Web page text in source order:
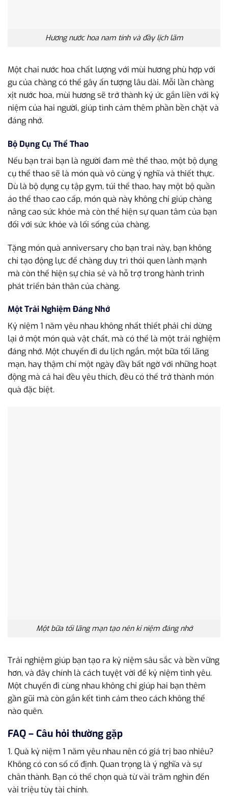
Hương nước hoa nam tính và đầy lịch lãm
Một chai nước hoa chất lượng với mùi hương phù hợp với
gu của chàng có thể gây ấn tượng lâu dài. Mỗi lần chàng
xịt nước hoa, mùi hương sẽ trở thành ký ức gắn liền với kỷ
niệm của hai người, giúp tình cảm thêm phần bền chặt và
đáng nhớ.
Bộ Dụng Cụ Thể Thao
Nếu bạn trai bạn là người đam mê thể thao, một bộ dụng
cụ thể thao sẽ là món quà vô cùng ý nghĩa và thiết thực.
Dù là bộ dụng cụ tập gym, túi thể thao, hay một bộ quần
áo thể thao cao cấp, món quà này không chỉ giúp chàng
nâng cao sức khỏe mà còn thể hiện sự quan tâm của bạn
đối với sức khỏe và lối sống của chàng.
Tặng món quà anniversary cho bạn trai này, bạn không
chỉ tạo động lực để chàng duy trì thói quen lành mạnh
mà còn thể hiện sự chia sẻ và hỗ trợ trong hành trình
phát triển bản thân của chàng.
Một Trải Nghiệm Đáng Nhớ
Kỷ niệm 1 năm yêu nhau không nhất thiết phải chỉ dừng
lại ở một món quà vật chất, mà có thể là một trải nghiệm
đáng nhớ. Một chuyến đi du lịch ngắn, một bữa tối lãng
mạn, hay thậm chí một ngày đầy bất ngờ với những hoạt
động mà cả hai đều yêu thích, đều có thể trở thành món
quà đặc biệt.
Một bữa tối lãng mạn tạo nên kỉ niệm đáng nhớ
Trải nghiệm giúp bạn tạo ra kỷ niệm sâu sắc và bền vững
hơn, và đây chính là cách tuyệt vời để kỷ niệm tình yêu.
Một chuyến đi cùng nhau không chỉ giúp hai bạn thêm
gần gũi mà còn gắn kết tình cảm theo cách không thể
nào quên.
FAQ – Câu hỏi thường gặp
1. Quà kỷ niệm 1 năm yêu nhau nên có giá trị bao nhiêu?
Không có con số cố định. Quan trọng là ý nghĩa và sự
chân thành. Bạn có thể chọn quà từ vài trăm nghìn đến
vài triệu tùy tài chính.